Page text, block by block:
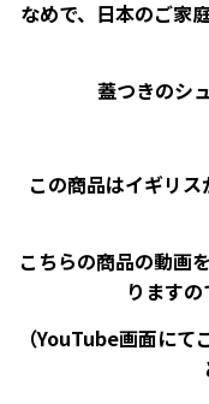
なめで、日本のご家
蓋つきのシ
この商品はイギリ
こちらの商品の動画
りますの
（YouTube画面に